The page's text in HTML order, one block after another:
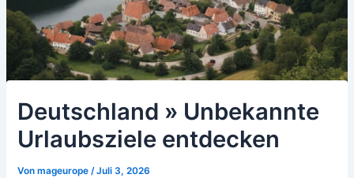
Deutschland » Unbekannte
Urlaubsziele entdecken
Vonmageurope/Juli 3, 2026